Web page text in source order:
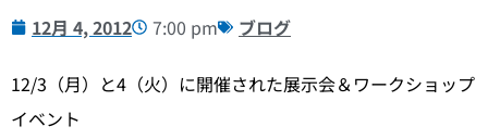
12月 4, 2012 7:00 pm ブログ
12/3（月）と4（火）に開催された展示会＆ワークショップ
イベント